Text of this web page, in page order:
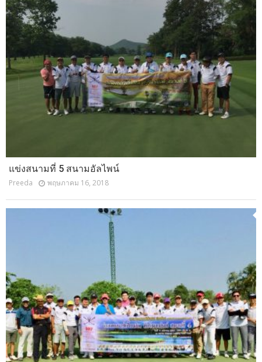
แข่งสนามที่ 5 สนามอัลไพน์
Preeda พฤษภาคม 16, 2018